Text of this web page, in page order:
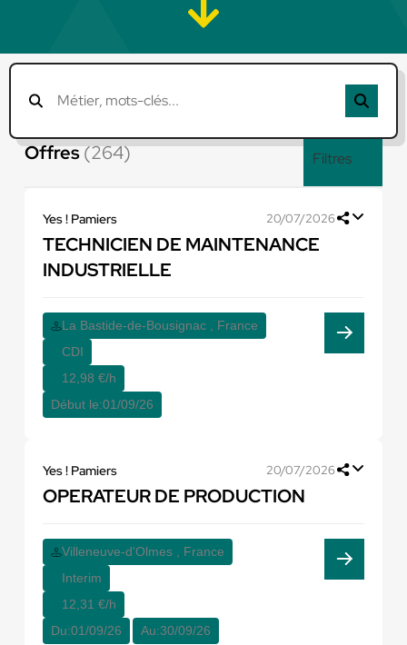
Offres(264) Filtres
Yes ! Pamiers 20/07/2026
TECHNICIEN DE MAINTENANCE
INDUSTRIELLE
La Bastide-de-Bousignac , France
CDI
12,98 €/h
Début le:01/09/26
Yes ! Pamiers 20/07/2026
OPERATEUR DE PRODUCTION
Villeneuve-d'Olmes , France
Interim
12,31 €/h
Du:01/09/26 Au:30/09/26